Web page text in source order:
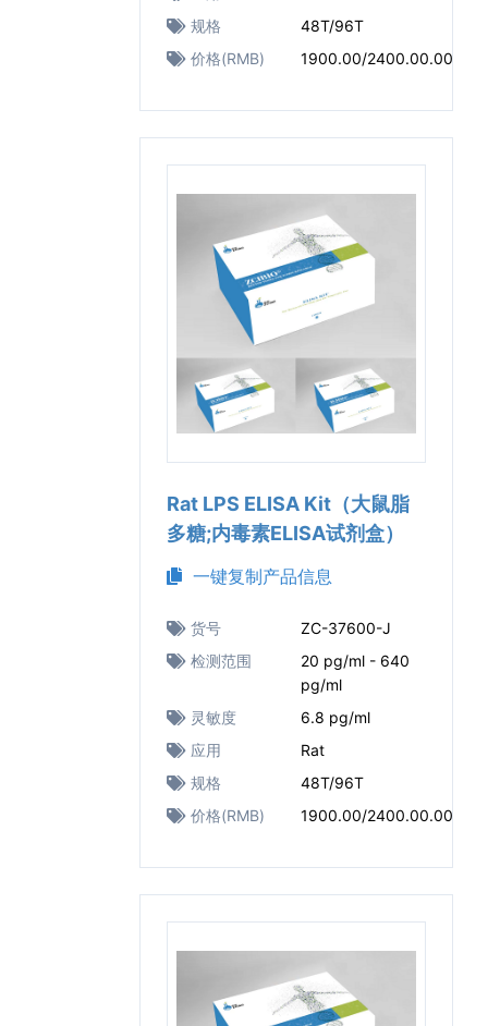
规格
48T/96T
价格(RMB)
1900.00/2400.00.00
Rat LPS ELISA Kit（大鼠脂
多糖;内毒素ELISA试剂盒）
一键复制产品信息
货号
ZC-37600-J
检测范围
20 pg/ml - 640
pg/ml
灵敏度
6.8 pg/ml
应用
Rat
规格
48T/96T
价格(RMB)
1900.00/2400.00.00